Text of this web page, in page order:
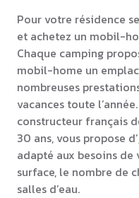
Pour votre résidence
et achetez un mobil-
Chaque camping
mobil-home un
nombreuses
vacances toute
constructeur français
30 ans, vous propose d’
adapté aux besoins
surface, le nombre de
salles d’eau.